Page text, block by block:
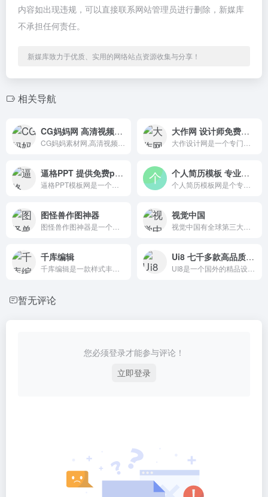
内容如出现违规，可以直接联系网站管理员进行删除，新媒库
不承担任何责任。
新媒库致力于优质、实用的网络站点资源收集与分享！
相关导航
CG妈妈网 高清视频素材下载网 大作网 设计师免费版权图片素材
逼格PPT 提供免费ppt模板下载 个人简历模板 专业的简历模板网站
图怪兽作图神器 视觉中国
千库编辑 Ui8 七千多款高品质的设计资源
暂无评论
您必须登录才能参与评论！
立即登录